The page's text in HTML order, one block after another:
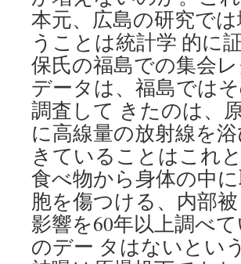
本元、広島の研究で
うことは統計学 的に
保氏の福島での集会
データは、福島では
調査して きたのは、
に高線量の放射線を
きていることはこれ
食べ物から身体の中
胞を傷つける、内部
影響を60年以上調べ
のデー タはないとい